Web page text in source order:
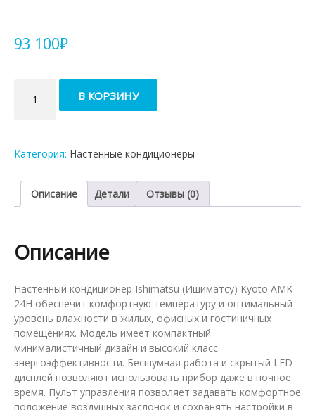
93 100₽
товара
Кондиционер
AMK-
В КОРЗИНУ
Категория: Настенные кондиционеры
Описание Детали Отзывы (0)
Описание
Настенный кондиционер Ishimatsu (Ишиматсу) Kyoto AMK-
24H обеспечит комфортную температуру и оптимальный
уровень влажности в жилых, офисных и гостиничных
помещениях. Модель имеет компактный
минималистичный дизайн и высокий класс
энергоэффективности. Бесшумная работа и скрытый LED-
дисплей позволяют использовать прибор даже в ночное
время. Пульт управления позволяет задавать комфортное
положение воздушных заслонок и сохранять настройки в